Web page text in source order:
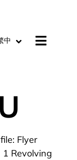
中
Flyer
1 Revolving